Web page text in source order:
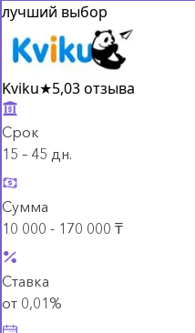
лучший выбор
Kviku★5,03 отзыва
Срок
15 – 45 дн.
Сумма
10 000 - 170 000 ₸
Ставка
от 0,01%